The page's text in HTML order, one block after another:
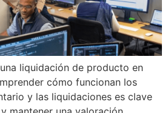
liquidación de producto en
cómo funcionan los
y las liquidaciones es clave